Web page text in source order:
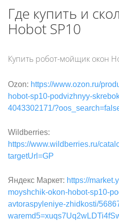
Где купить и
Hobot SP10
Купить робот-мойщик окон
Ozon: https://www.ozon.ru/
hobot-sp10-podvizhnyy-
4043302171/
Wildberries:
https://www.wildberries.ru/
targetUrl=GP
Яндекс Маркет: https://
moyshchik-okon-hobot-sp10-
avtoraspyleniye-zhidkosti/